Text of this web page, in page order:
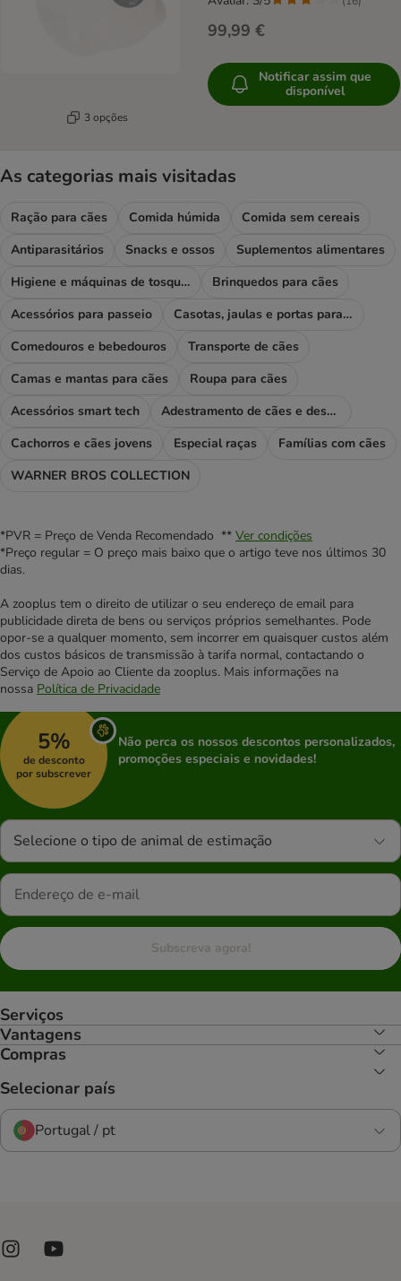
3 opções
99,99 €
Notificar assim que
disponível
As categorias mais visitadas
Ração para cães Comida húmida
Comida sem cereais
Antiparasitários
Snacks e ossos
Suplementos alimentares
Higiene e máquinas de tosquiar
Brinquedos para cães
Acessórios para passeio
Casotas, jaulas e portas para cães
Comedouros e bebedouros
Transporte de cães
Camas e mantas para cães
Roupa para cães
Acessórios smart tech
Adestramento de cães e desporto
Cachorros e cães jovens
Especial raças
Famílias com cães
WARNER BROS COLLECTION
*PVR = Preço de Venda Recomendado ** Ver condições
*Preço regular = O preço mais baixo que o artigo teve nos últimos 30
dias.
A zooplus tem o direito de utilizar o seu endereço de email para
publicidade direta de bens ou serviços próprios semelhantes. Pode
opor-se a qualquer momento, sem incorrer em quaisquer custos além
dos custos básicos de transmissão à tarifa normal, contactando o
Serviço de Apoio ao Cliente da zooplus. Mais informações na
nossa Política de Privacidade
5%
de desconto
por subscrever
Não perca os nossos descontos personalizados,
promoções especiais e novidades!
Selecione o tipo de animal de estimação
Subscreva agora!
Serviços
Vantagens
Compras
Selecionar país
Portugal / pt